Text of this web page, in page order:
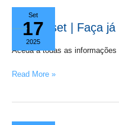
Set
17
2025
20 set | Faça já
Aceda a todas as informações
Faça
a
inscrição.
Read More »